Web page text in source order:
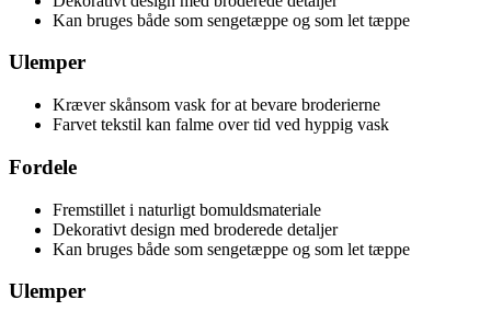
Kan bruges både som sengetæppe og som let tæppe
Ulemper
Kræver skånsom vask for at bevare broderierne
Farvet tekstil kan falme over tid ved hyppig vask
Fordele
Fremstillet i naturligt bomuldsmateriale
Dekorativt design med broderede detaljer
Kan bruges både som sengetæppe og som let tæppe
Ulemper